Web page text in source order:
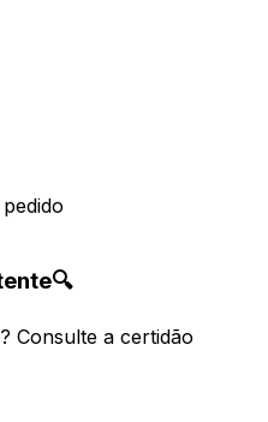
🔍
Consulte a certidão